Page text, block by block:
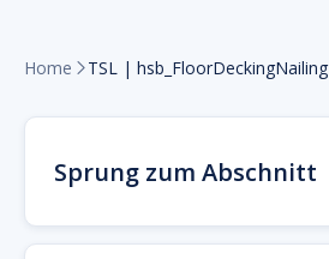
Home  TSL | hsb_FloorDeckingNailing
Sprung zum Abschnitt